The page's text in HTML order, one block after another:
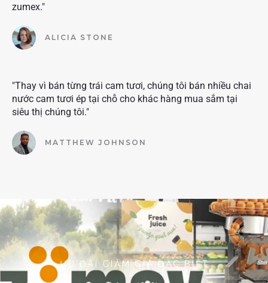
zumex."
ALICIA STONE
"Thay vì bán từng trái cam tươi, chúng tôi bán nhiều chai
nước cam tươi ép tại chỗ cho khác hàng mua sắm tại
siêu thị chúng tôi."
MATTHEW JOHNSON
ƯU ĐÃI GIẢM GIÁ ĐẶC BIỆT